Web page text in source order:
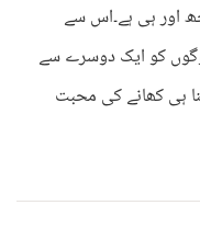
اور ہی ہے۔اس سے
کو ایک دوسرے سے
ہی کھانے کی محبت